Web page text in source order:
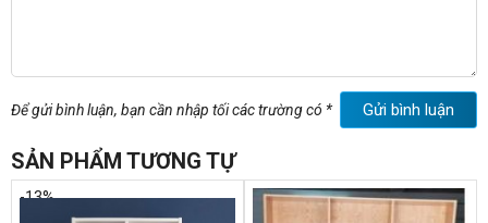
Để gửi bình luận, bạn cần nhập tối các trường có * Gửi bình luận
SẢN PHẨM TƯƠNG TỰ
-13%